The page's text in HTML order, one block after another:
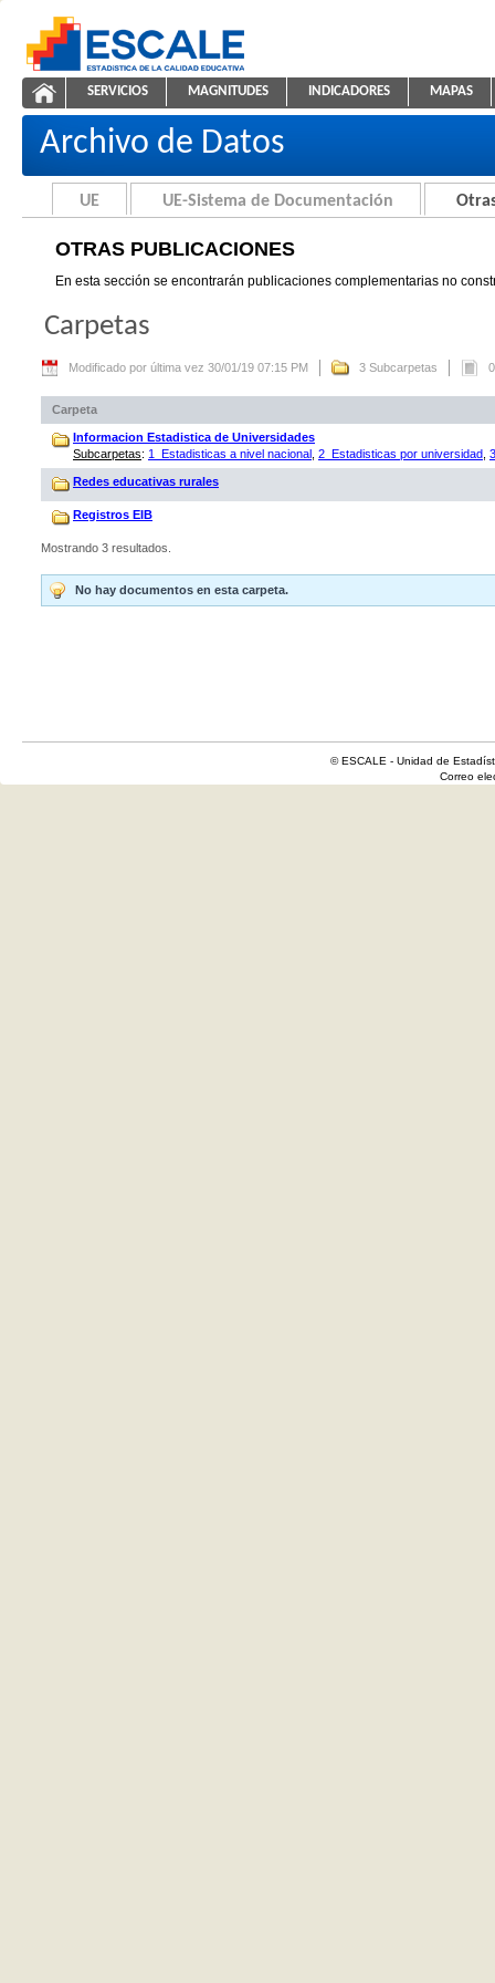
ESCALE - Unidad de Estadística Educativa
Otras Publicaciones
NAVEGACIÓN
SERVICIOS MAGNITUDES INDICADORES MAPAS
Archivo de Datos
UE UE-Sistema de Documentación
OTRAS PUBLICACIONES
En esta sección se encontrarán publicaciones complementarias no
Carpetas
Modificado por última vez 30/01/19 07:15 PM 3 Subcarpetas
Carpeta
Informacion Estadistica de Universidades
Subcarpetas: 1_Estadisticas a nivel nacional 2_Estadisticas por universidad
Redes educativas rurales
Registros EIB
Mostrando 3 resultados.
No hay documentos en esta carpeta.
© ESCALE - Unidad de
Correo